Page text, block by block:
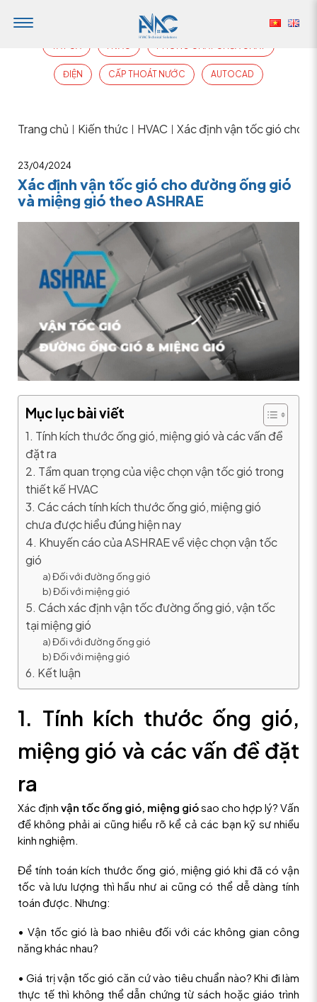
ĐIỆN CẤP THOÁT NƯỚC AUTOCAD
Trang chủ Kiến thức HVAC Xác định vận tốc gió cho
23/04/2024
Xác định vận tốc gió cho đường ống gió
và miệng gió theo ASHRAE
Mục lục bài viết
1. Tính kích thước ống gió, miệng gió và các vấn đề
đặt ra
2. Tầm quan trọng của việc chọn vận tốc gió trong
thiết kế HVAC
3. Các cách tính kích thước ống gió, miệng gió
chưa được hiểu đúng hiện nay
4. Khuyến cáo của ASHRAE về việc chọn vận tốc
gió
a) Đối với đường ống gió
b) Đối với miệng gió
5. Cách xác định vận tốc đường ống gió, vận tốc
tại miệng gió
a) Đối với đường ống gió
b) Đối với miệng gió
6. Kết luận
1. Tính kích thước ống gió,
miệng gió và các vấn đề đặt
ra
Xác định vận tốc ống gió, miệng giósao cho hợp lý? Vấn
đề không phải ai cũng hiểu rõ kể cả các bạn kỹ sư nhiều
kinh nghiệm.
Để tính toán kích thước ống gió, miệng gió khi đã có vận
tốc và lưu lượng thì hầu như ai cũng có thể dễ dàng tính
toán được. Nhưng:
• Vận tốc gió là bao nhiêu đối với các không gian công
năng khác nhau?
• Giá trị vận tốc gió căn cứ vào tiêu chuẩn nào? Khi đi làm
thực tế thì không thể dẫn chứng từ sách hoặc giáo trình